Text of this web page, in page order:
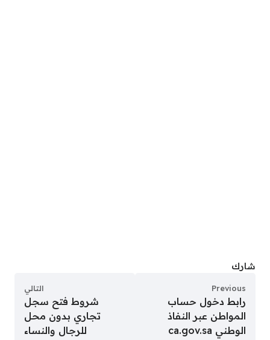
شارك
Previous
رابط دخول حساب
المواطن عبر النفاذ
الوطني ca.gov.sa
التالي
شروط فتح سجل
تجاري بدون محل
للرجال والنساء